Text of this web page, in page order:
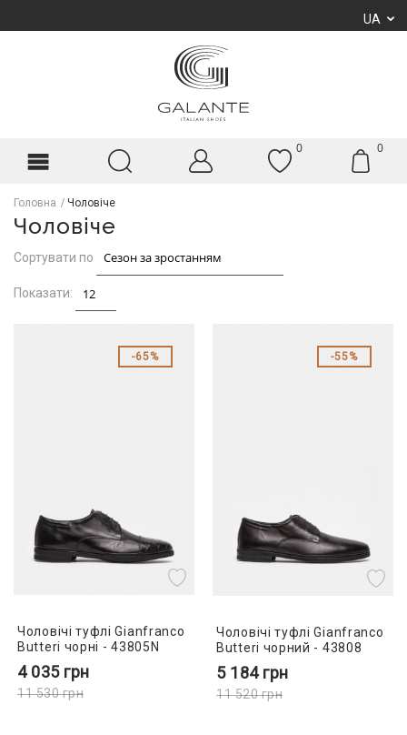
UA
0 0
Головна Чоловіче
Чоловіче
Сортувати по
Показати:
65%
Чоловічі туфлі Gianfranco
Butteri чорні - 43805N
4 035 грн
11 530грн
55%
Чоловічі туфлі Gianfranco
Butteri чорний - 43808
5 184грн
11 520грн